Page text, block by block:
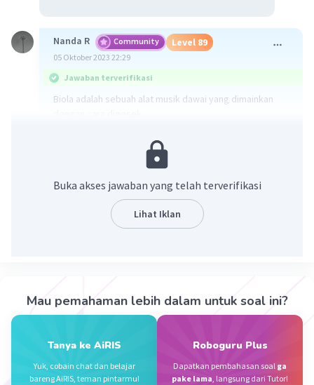
Nanda R Community Level 89
05 Oktober 2023 22:29
Jawaban terverifikasi
Biola adalah sebuah alat musik dawai yang dimainkan
Vincent M Community Level 73
06 Oktober 2023 05:01
Jawaban terverifikasi
Beri Rating (0 Balas
Buka akses jawaban yang telah terverifikasi
Lihat Iklan
Mau pemahaman lebih dalam untuk soal ini?
Tanya ke AiRIS
Yuk, cobain chat dan belajar
bareng AiRIS, teman pintarmu!
Roboguru Plus
Dapatkan pembahasan soal ga
pake lama, langsung dari Tutor!